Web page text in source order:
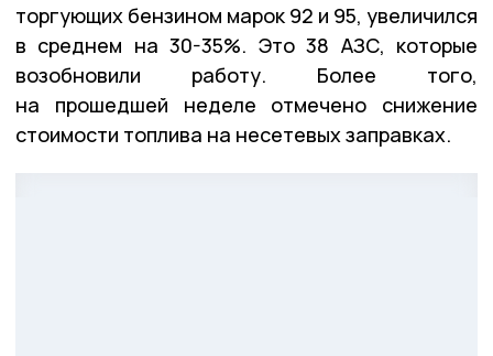
торгующих бензином марок 92 и 95, увеличился
в среднем на 30-35%. Это 38 АЗС, которые
возобновили работу. Более того,
на прошедшей неделе отмечено снижение
стоимости топлива на несетевых заправках.